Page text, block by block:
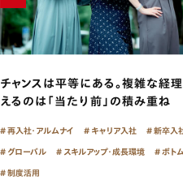
チャンスは平等にある。複雑な経
えるのは「当たり前」の積み重ね
再入社・アルムナイ キャリア入社 新卒入
グローバル スキルアップ・成長環境 ボト
制度活用